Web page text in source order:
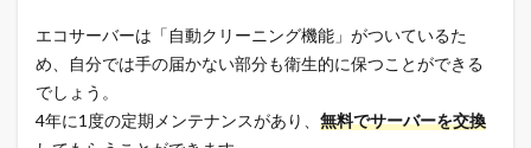
エコサーバーは「自動クリーニング機能」がついているた
め、自分では手の届かない部分も衛生的に保つことができる
でしょう。
4年に1度の定期メンテナンスがあり、 無料でサーバーを交換